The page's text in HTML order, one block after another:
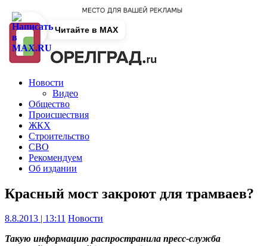
Новости
Видео
Общество
Происшествия
ЖКХ
Строительство
СВО
Рекомендуем
Об издании
Красный мост закроют для трамваев?
8.8.2013 | 13:11 Новости
Такую информацию распространила пресс-служба
Читайте в MAX